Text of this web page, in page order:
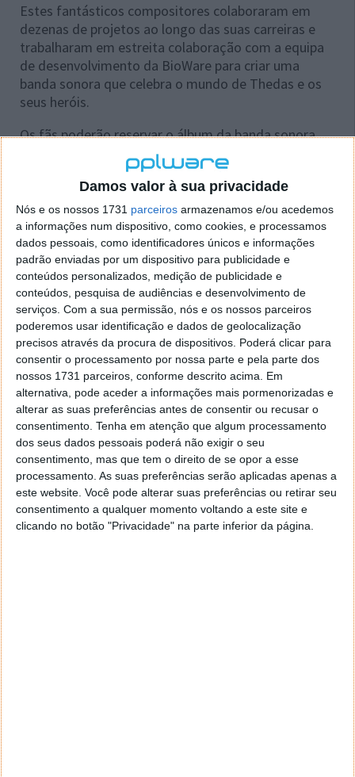
Damos valor à sua privacidade
Nós e os nossos 1731 parceiros armazenamos e/ou acedemos
a informações num dispositivo, como cookies, e processamos
dados pessoais, como identificadores únicos e informações
padrão enviadas por um dispositivo para publicidade e
conteúdos personalizados, medição de publicidade e
conteúdos, pesquisa de audiências e desenvolvimento de
serviços. Com a sua permissão, nós e os nossos parceiros
poderemos usar identificação e dados de geolocalização
precisos através da procura de dispositivos. Poderá clicar para
consentir o processamento por nossa parte e pela parte dos
nossos 1731 parceiros, conforme descrito acima. Em
alternativa, pode aceder a informações mais pormenorizadas e
alterar as suas preferências antes de consentir ou recusar o
consentimento. Tenha em atenção que algum processamento
dos seus dados pessoais poderá não exigir o seu
consentimento, mas que tem o direito de se opor a esse
processamento. As suas preferências serão aplicadas apenas a
este website. Você pode alterar suas preferências ou retirar seu
consentimento a qualquer momento voltando a este site e
clicando no botão "Privacidade" na parte inferior da página.
Estes fantásticos compositores colaboraram em
dezenas de projetos ao longo das suas carreiras e
trabalharam em estreita colaboração com a equipa
de desenvolvimento da BioWare para criar uma
banda sonora que celebra o mundo de Thedas e os
seus heróis.
Os fãs poderão reservar o álbum da banda sonora
oficial a partir de 18 de outubro no iTunes e Amazon
Music, com o lançamento oficial a 1 de novembro.
Além disso, para comemorar este anúncio, Dragon
Age: The Veilguard Main Theme, foi lançado como o
primeiro single da banda sonora oficial, e está
disponível desde já nos principais serviços de música
como Spotify, iTunes e Deezer.
"Um dos nossos objetivos com a música de Dragon
Age: The Veilguard era fornecer uma forte ligação
entre o mundo de Thedas e as diversas personagens